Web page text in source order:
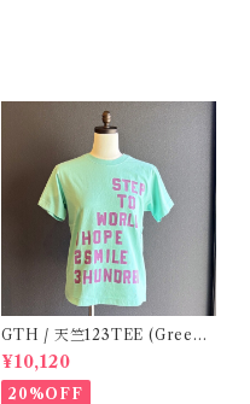
GTH / 天竺123TEE (Green)
/ Size 1
¥10,120
20%OFF